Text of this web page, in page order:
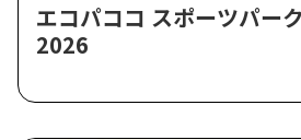
エコパココ スポーツパー
2026